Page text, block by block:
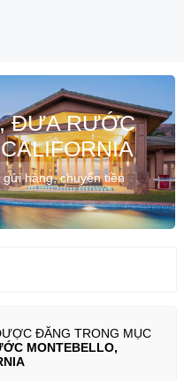
ĐƯA RƯỚC
hàng, chuyển tiền
ĐĂNG TRONG MỤC
MONTEBELLO,